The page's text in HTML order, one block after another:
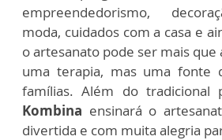
empreendedorismo,
moda, cuidados com a casa e
o artesanato pode ser mais que
uma terapia, mas uma fonte
famílias. Além do tradicional
Kombina ensinará o
divertida e com muita alegria